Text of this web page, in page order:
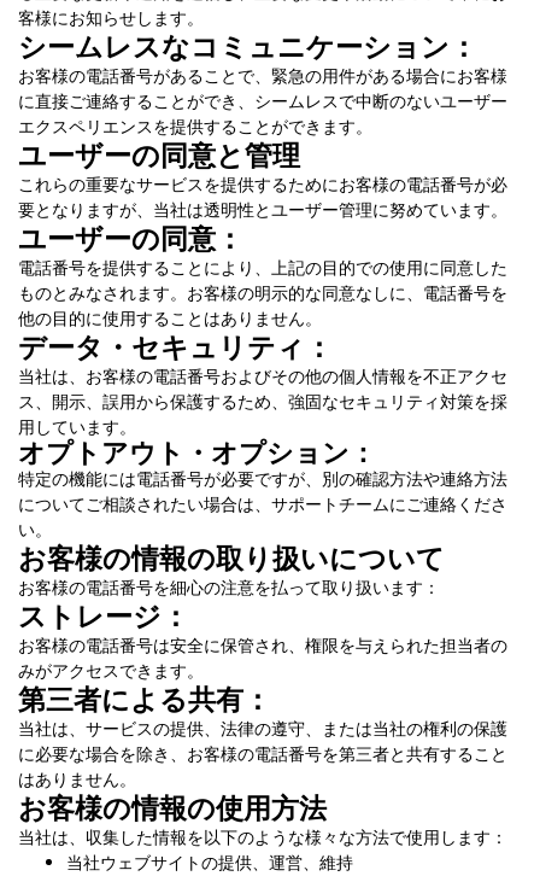
客様にお知らせします。
シームレスなコミュニケーション：
お客様の電話番号があることで、緊急の用件がある場合にお客様
に直接ご連絡することができ、シームレスで中断のないユーザー
エクスペリエンスを提供することができます。
ユーザーの同意と管理
これらの重要なサービスを提供するためにお客様の電話番号が必
要となりますが、当社は透明性とユーザー管理に努めています。
ユーザーの同意：
電話番号を提供することにより、上記の目的での使用に同意した
ものとみなされます。お客様の明示的な同意なしに、電話番号を
他の目的に使用することはありません。
データ・セキュリティ：
当社は、お客様の電話番号およびその他の個人情報を不正アクセ
ス、開示、誤用から保護するため、強固なセキュリティ対策を採
用しています。
オプトアウト・オプション：
特定の機能には電話番号が必要ですが、別の確認方法や連絡方法
についてご相談されたい場合は、サポートチームにご連絡くださ
い。
お客様の情報の取り扱いについて
お客様の電話番号を細心の注意を払って取り扱います：
ストレージ：
お客様の電話番号は安全に保管され、権限を与えられた担当者の
みがアクセスできます。
第三者による共有：
当社は、サービスの提供、法律の遵守、または当社の権利の保護
に必要な場合を除き、お客様の電話番号を第三者と共有すること
はありません。
お客様の情報の使用方法
当社は、収集した情報を以下のような様々な方法で使用します：
当社ウェブサイトの提供、運営、維持